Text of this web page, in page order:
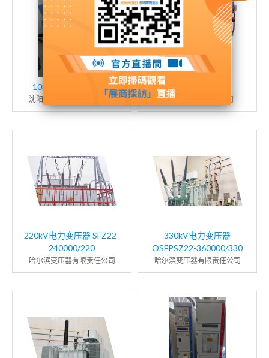
10kV电动真空断路器
沈阳郁树电力科技有限公司
40.5kV真空断路器
大亚电器集团有限公司
220kV电力变压器 SFZ22-
240000/220
哈尔滨变压器有限责任公司
330kV电力变压器
OSFPSZ22-360000/330
哈尔滨变压器有限责任公司